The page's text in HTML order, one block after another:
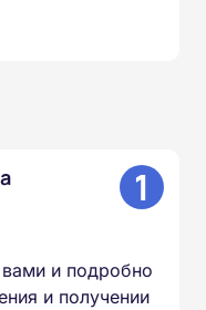
1
и подробно
и получении